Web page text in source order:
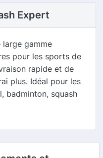
Expert
large gamme
pour les sports de
rapide et de
plus. Idéal pour les
badminton, squash